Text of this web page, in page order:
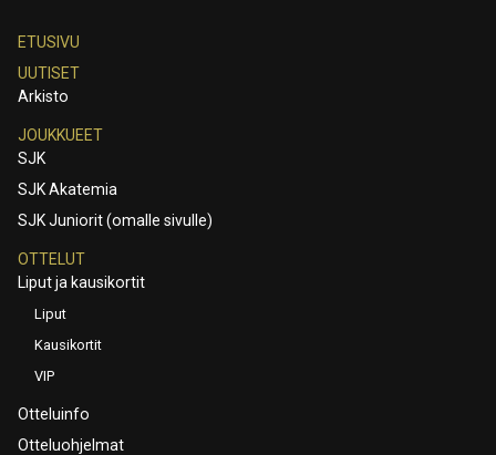
ETUSIVU
UUTISET
Arkisto
JOUKKUEET
SJK
SJK Akatemia
SJK Juniorit (omalle sivulle)
OTTELUT
Liput ja kausikortit
Liput
Kausikortit
VIP
Otteluinfo
Otteluohjelmat